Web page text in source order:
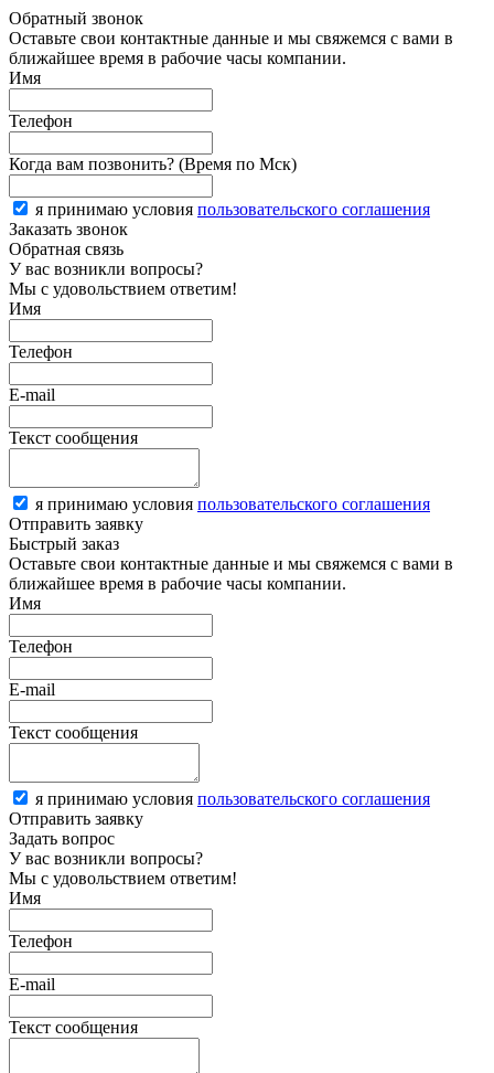
Обратный звонок
Оставьте свои контактные данные и мы свяжемся с вами в
ближайшее время в рабочие часы компании.
Имя
Телефон
Когда вам позвонить? (Время по Мск)
я принимаю условия пользовательского соглашения
Заказать звонок
Обратная связь
У вас возникли вопросы?
Мы с удовольствием ответим!
Имя
Телефон
E-mail
Текст сообщения
я принимаю условия пользовательского соглашения
Отправить заявку
Быстрый заказ
Оставьте свои контактные данные и мы свяжемся с вами в
ближайшее время в рабочие часы компании.
Имя
Телефон
E-mail
Текст сообщения
я принимаю условия пользовательского соглашения
Отправить заявку
Задать вопрос
У вас возникли вопросы?
Мы с удовольствием ответим!
Имя
Телефон
E-mail
Текст сообщения